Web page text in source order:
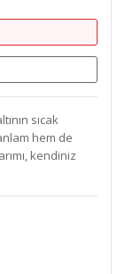
sıcak
hem de
kendiniz